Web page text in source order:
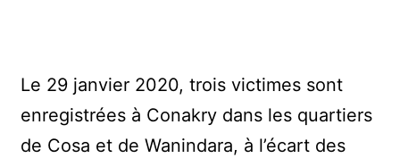
Le 29 janvier 2020, trois victimes sont
enregistrées à Conakry dans les quartiers
de Cosa et de Wanindara, à l’écart des